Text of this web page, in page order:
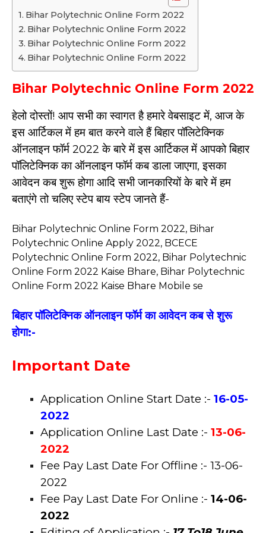
Bihar Polytechnic Online Form 2022
Bihar Polytechnic Online Form 2022
Bihar Polytechnic Online Form 2022
Bihar Polytechnic Online Form 2022
Bihar Polytechnic Online Form 2022
हेलो दोस्तों! आप सभी का स्वागत है हमारे वेबसाइट में, आज के
इस आर्टिकल में हम बात करने वाले हैं बिहार पॉलिटेक्निक
ऑनलाइन फॉर्म 2022 के बारे में इस आर्टिकल में आपको बिहार
पॉलिटेक्निक का ऑनलाइन फॉर्म कब डाला जाएगा, इसका
आवेदन कब शुरू होगा आदि सभी जानकारियों के बारे में हम
बताएंगे तो चलिए स्टेप बाय स्टेप जानते हैं-
Bihar Polytechnic Online Form 2022, Bihar
Polytechnic Online Apply 2022, BCECE
Polytechnic Online Form 2022, Bihar Polytechnic
Online Form 2022 Kaise Bhare, Bihar Polytechnic
Online Form 2022 Kaise Bhare Mobile se
बिहार पॉलिटेक्निक ऑनलाइन फॉर्म का आवेदन कब से शुरू
होगा:-
Important Date
Application Online Start Date :- 16-05-
2022
Application Online Last Date :- 13-06-
2022
Fee Pay Last Date For Offline :- 13-06-
2022
Fee Pay Last Date For Online :- 14-06-
2022